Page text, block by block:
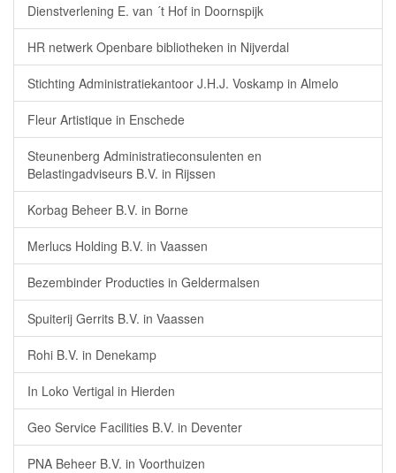
Dienstverlening E. van ´t Hof in Doornspijk
HR netwerk Openbare bibliotheken in Nijverdal
Stichting Administratiekantoor J.H.J. Voskamp in Almelo
Fleur Artistique in Enschede
Steunenberg Administratieconsulenten en
Belastingadviseurs B.V. in Rijssen
Korbag Beheer B.V. in Borne
Merlucs Holding B.V. in Vaassen
Bezembinder Producties in Geldermalsen
Spuiterij Gerrits B.V. in Vaassen
Rohi B.V. in Denekamp
In Loko Vertigal in Hierden
Geo Service Facilities B.V. in Deventer
PNA Beheer B.V. in Voorthuizen